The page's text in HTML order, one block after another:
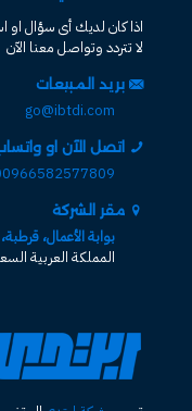
اذا كان لديك أى سؤال او
لا تتردد وتواصل معنا الآن
بريد المبيعات
go@ibtdi.com
اتصل الآن او
مقر الشركة
بوابة الأعمال،
المملكة العربية